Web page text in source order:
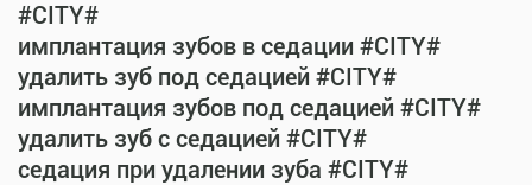
#CITY#
имплантация зубов в седации #CITY#
удалить зуб под седацией #CITY#
имплантация зубов под седацией #CITY#
удалить зуб с седацией #CITY#
седация при удалении зуба #CITY#